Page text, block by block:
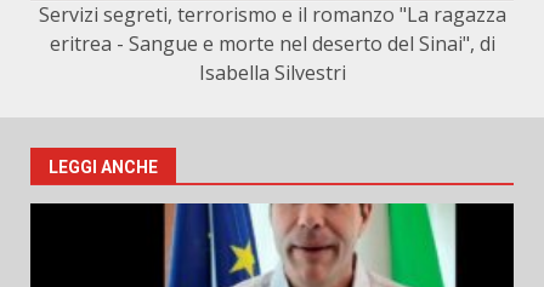
Servizi segreti, terrorismo e il romanzo "La ragazza
eritrea - Sangue e morte nel deserto del Sinai", di
Isabella Silvestri
LEGGI ANCHE